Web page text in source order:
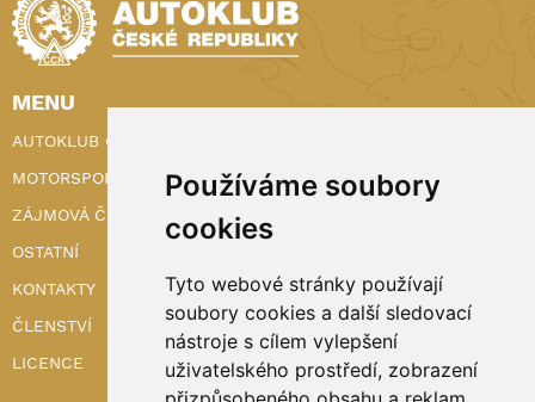
Používáme soubory
cookies
Tyto webové stránky používají
soubory cookies a další sledovací
nástroje s cílem vylepšení
uživatelského prostředí, zobrazení
MENU
AUTOKLUB ČR
MOTORSPORT
ZÁJMOVÁ ČINNOST
OSTATNÍ
KONTAKTY
ČLENSTVÍ
LICENCE